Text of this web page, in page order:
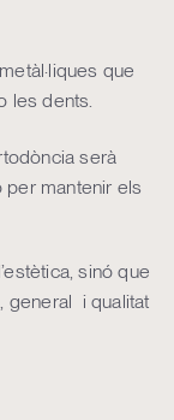
que
les dents.
serà
mantenir els
sinó que
general i qualitat